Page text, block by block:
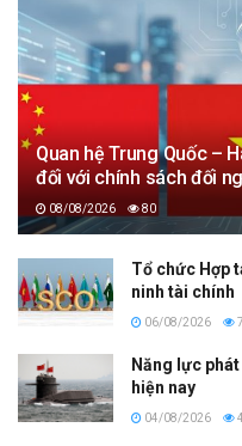
Quan hệ Trung Quốc –
đối với chính sách đối
08/08/2026 80
Tổ chức Hợp
ninh tài chính
06/08/2026
Năng lực
hiện nay
04/08/2026